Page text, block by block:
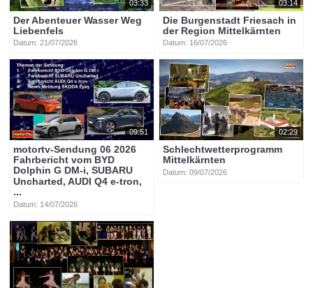
03:33
Der Abenteuer Wasser Weg
Liebenfels
Datum: 21/07/2026
03:14
Die Burgenstadt Friesach in
der Region Mittelkärnten
Datum: 16/07/2026
09:51
motortv-Sendung 06 2026
Fahrbericht vom BYD
Dolphin G DM-i, SUBARU
Uncharted, AUDI Q4 e-tron,
...
Datum: 14/07/2026
02:29
Schlechtwetterprogramm
Mittelkärnten
Datum: 09/07/2026